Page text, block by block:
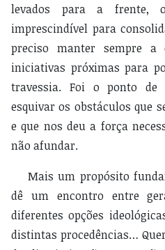
levados para a frente,
imprescindível para
preciso manter sempre a
iniciativas próximas para
travessia. Foi o ponto
esquivar os obstáculos que
e que nos deu a força
não afundar.
Mais um propósito
dê um encontro entre
diferentes opções
distintas procedências…